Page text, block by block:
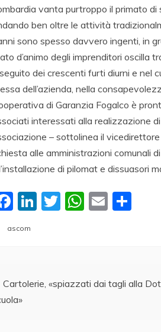
vanta purtroppo il primato
ben oltre le attività
sono spesso davvero ingenti, in
d’animo degli imprenditori oscilla
dei crescenti furti diurni e nel
dell’azienda, nella
di Garanzia Fogalco è
interessati alla realizzazione
– sottolinea il
alle amministrazioni comunali
di pilomat e dissuasori
F
b
o
Li
dI
n
T
W
A
E
vi
ascom
Cartolerie, «spiazzati dai tagli alla